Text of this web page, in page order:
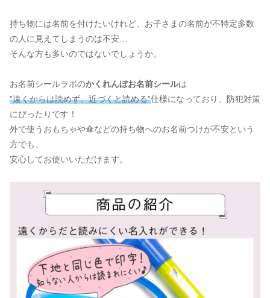
持ち物には名前を付けたいけれど、お子さまの名前が不特定多数
の人に見えてしまうのは不安…
そんな方も多いのではないでしょうか。
お名前シールラボのかくれんぼお名前シールは
”遠くからは読めず、近づくと読める”仕様になっており、防犯対策
にぴったりです！
外で使うおもちゃや傘などの持ち物へのお名前つけが不安という
方でも、
安心してお使いいただけます。